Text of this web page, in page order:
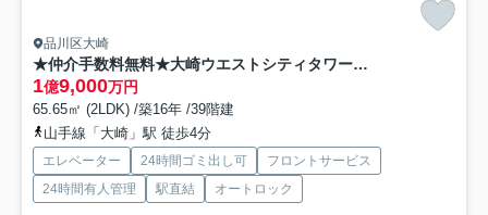
品川区大崎
★仲介手数料無料★大崎ウエストシティタワーズW棟（大崎駅よりペデストリアンデッキ直結）
1億9,000万円
65.65㎡ (2LDK) /築16年 /39階建
山手線「大崎」駅 徒歩4分
エレベーター 24時間ゴミ出し可
フロントサービス
24時間有人管理
駅直結 オートロック